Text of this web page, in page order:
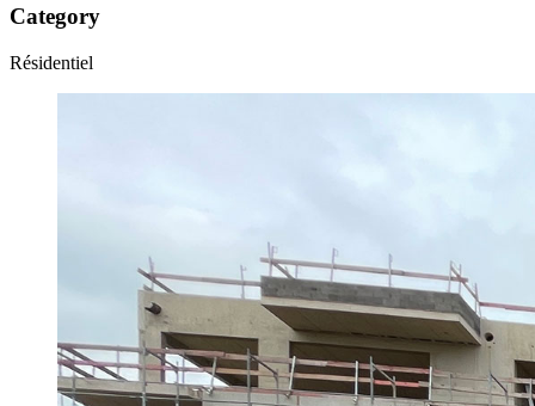
Category
Résidentiel